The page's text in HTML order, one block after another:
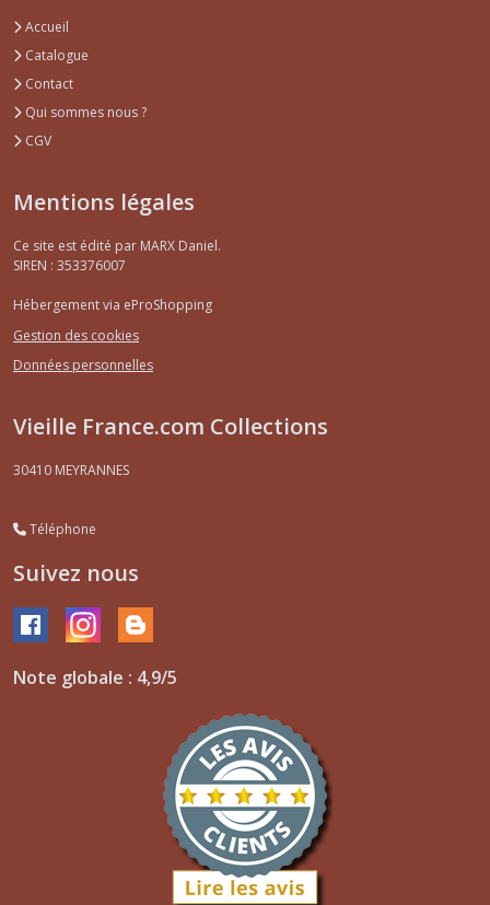
Accueil
Catalogue
Contact
Qui sommes nous ?
CGV
Mentions légales
Ce site est édité par MARX Daniel.
SIREN : 353376007
Hébergement via eProShopping
Gestion des cookies
Données personnelles
Vieille France.com Collections
30410 MEYRANNES
Téléphone
Suivez nous
Note globale : 4,9/5